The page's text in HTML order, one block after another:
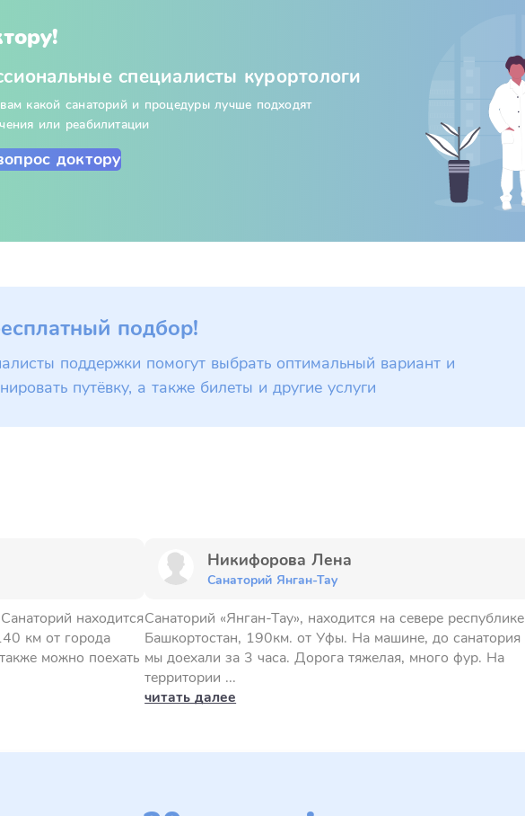
специалисты курортологи
какой санаторий и процедуры лучше подходят
или реабилитации
доктору
подбор!
поддержки помогут выбрать оптимальный вариант и
путёвку, а также билеты и другие услуги
находится
км от города
можно поехать
Никифорова Лена
Санаторий Янган-Тау
Санаторий «Янган-Тау», находится на севере республике
Башкортостан, 190км. от Уфы. На машине, до санатория
мы доехали за 3 часа. Дорога тяжелая, много фур. На
территории ...
читать далее